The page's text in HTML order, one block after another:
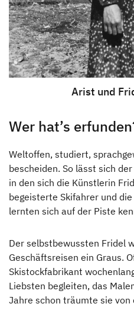
Arist und
Wer hat’s
Weltoffen, studiert,
bescheiden. So lässt sich der
in den sich die Künstlerin
begeisterte Skifahrer und
lernten sich auf der Piste
Der selbstbewussten Fridel
Geschäftsreisen ein Graus.
Skistockfabrikant
Liebsten begleiten, das
Jahre schon träumte sie von